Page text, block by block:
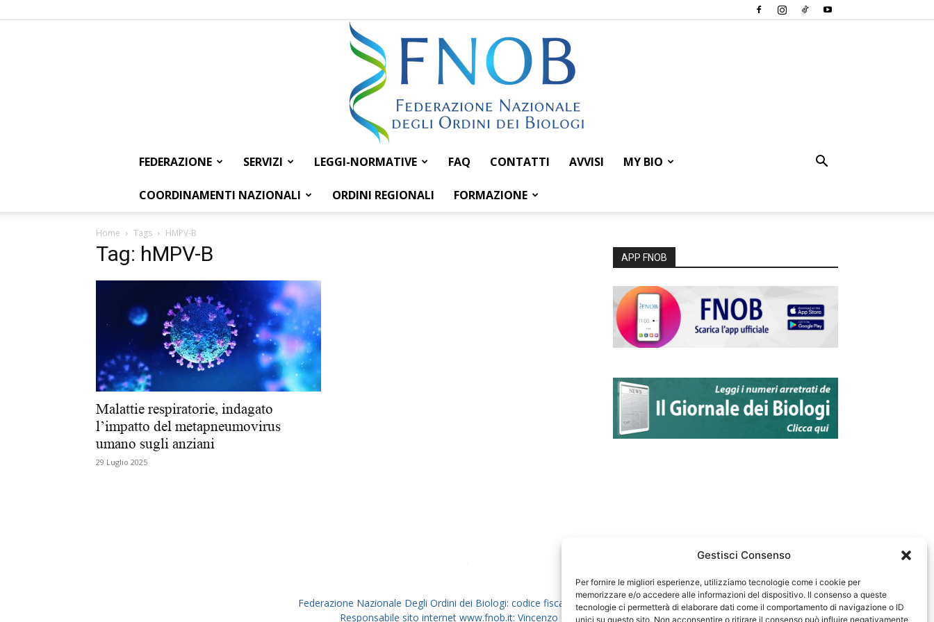
Gestisci Consenso
Per fornire le migliori esperienze, utilizziamo tecnologie come i cookie per
memorizzare e/o accedere alle informazioni del dispositivo. Il consenso a queste
tecnologie ci permetterà di elaborare dati come il comportamento di navigazione o ID
unici su questo sito. Non acconsentire o ritirare il consenso può influire negativamente
Federazione
FEDERAZIONE SERVIZI LEGGI-NORMATIVE FAQ CONTATTI AVVISI MY BIO
COORDINAMENTI NAZIONALI ORDINI REGIONALI FORMAZIONE
Home Tags HMPV-B
Tag: hMPV-B
Malattie respiratorie, indagato
l’impatto del metapneumovirus
umano sugli anziani
29 Luglio 2025
APP FNOB
Federazione Nazionale Degli Ordini dei Biologi: codice fiscale 80069130583
Responsabile sito internet www.fnob.it: Vincenzo D'Anna